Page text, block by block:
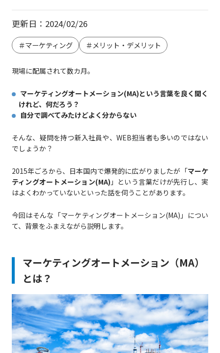
更新日：2024/02/26
＃マーケティング ＃メリット・デメリット
現場に配属されて数カ月。
マーケティングオートメーション(MA)という言葉を良く聞く
けれど、何だろう？
自分で調べてみたけどよく分からない
そんな、疑問を持つ新入社員や、WEB担当者も多いのではない
でしょうか？
2015年ごろから、日本国内で爆発的に広がりましたが「マーケ
ティングオートメーション(MA) 」という言葉だけが先行し、実
はよくわかっていないといった話を伺うことがあります。
今回はそんな「マーケティングオートメーション(MA)」につい
て、背景をふまえながら説明します。
マーケティングオートメーション（MA）
とは？